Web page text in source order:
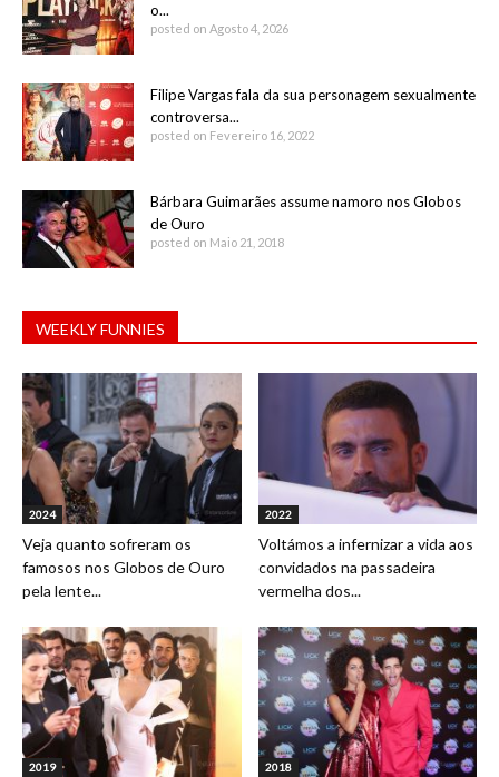
o...
posted on Agosto 4, 2026
Filipe Vargas fala da sua personagem sexualmente
controversa...
posted on Fevereiro 16, 2022
Bárbara Guimarães assume namoro nos Globos
de Ouro
posted on Maio 21, 2018
WEEKLY FUNNIES
2024
Veja quanto sofreram os
famosos nos Globos de Ouro
pela lente...
2022
Voltámos a infernizar a vida aos
convidados na passadeira
vermelha dos...
2019 2018